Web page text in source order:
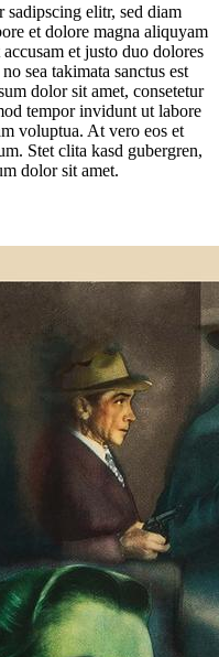
sadipscing elitr, sed diam
et dolore magna aliquyam
et justo duo dolores
sea takimata sanctus est
dolor sit amet, consetetur
tempor invidunt ut labore
voluptua. At vero eos et
Stet clita kasd gubergren,
dolor sit amet.